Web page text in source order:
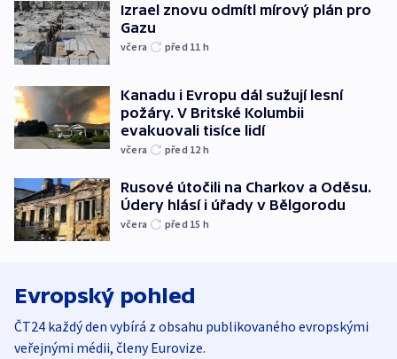
Izrael znovu odmítl mírový plán pro
Gazu
včera před 11 h
Kanadu i Evropu dál sužují lesní
požáry. V Britské Kolumbii
evakuovali tisíce lidí
včera před 12 h
Rusové útočili na Charkov a Oděsu.
Údery hlásí i úřady v Bělgorodu
včera před 15 h
Evropský pohled
ČT24 každý den vybírá z obsahu publikovaného evropskými
veřejnými médii, členy Eurovize.